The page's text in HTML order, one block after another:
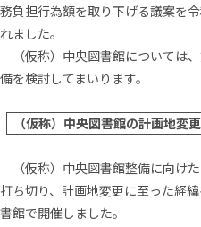
務負担行為額を取り下げる議案を
れました。
（仮称）中央図書館については
備を検討してまいります。
（仮称）中央図書館の計画地変
（仮称）中央図書館整備に向け
打ち切り、計画地変更に至った経
書館で開催しました。